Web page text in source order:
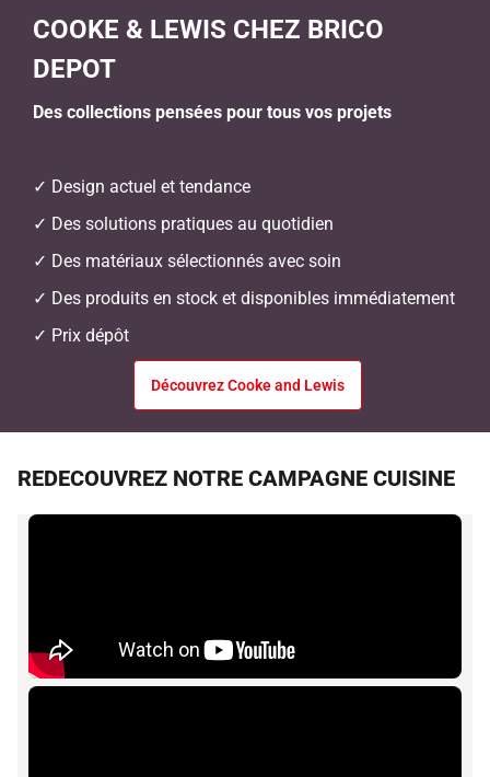
COOKE & LEWIS CHEZ BRICO
DEPOT
Des collections pensées pour tous vos projets
✓ Design actuel et tendance
✓ Des solutions pratiques au quotidien
✓ Des matériaux sélectionnés avec soin
✓ Des produits en stock et disponibles immédiatement
✓ Prix dépôt
Découvrez Cooke and Lewis
REDECOUVREZ NOTRE CAMPAGNE CUISINE